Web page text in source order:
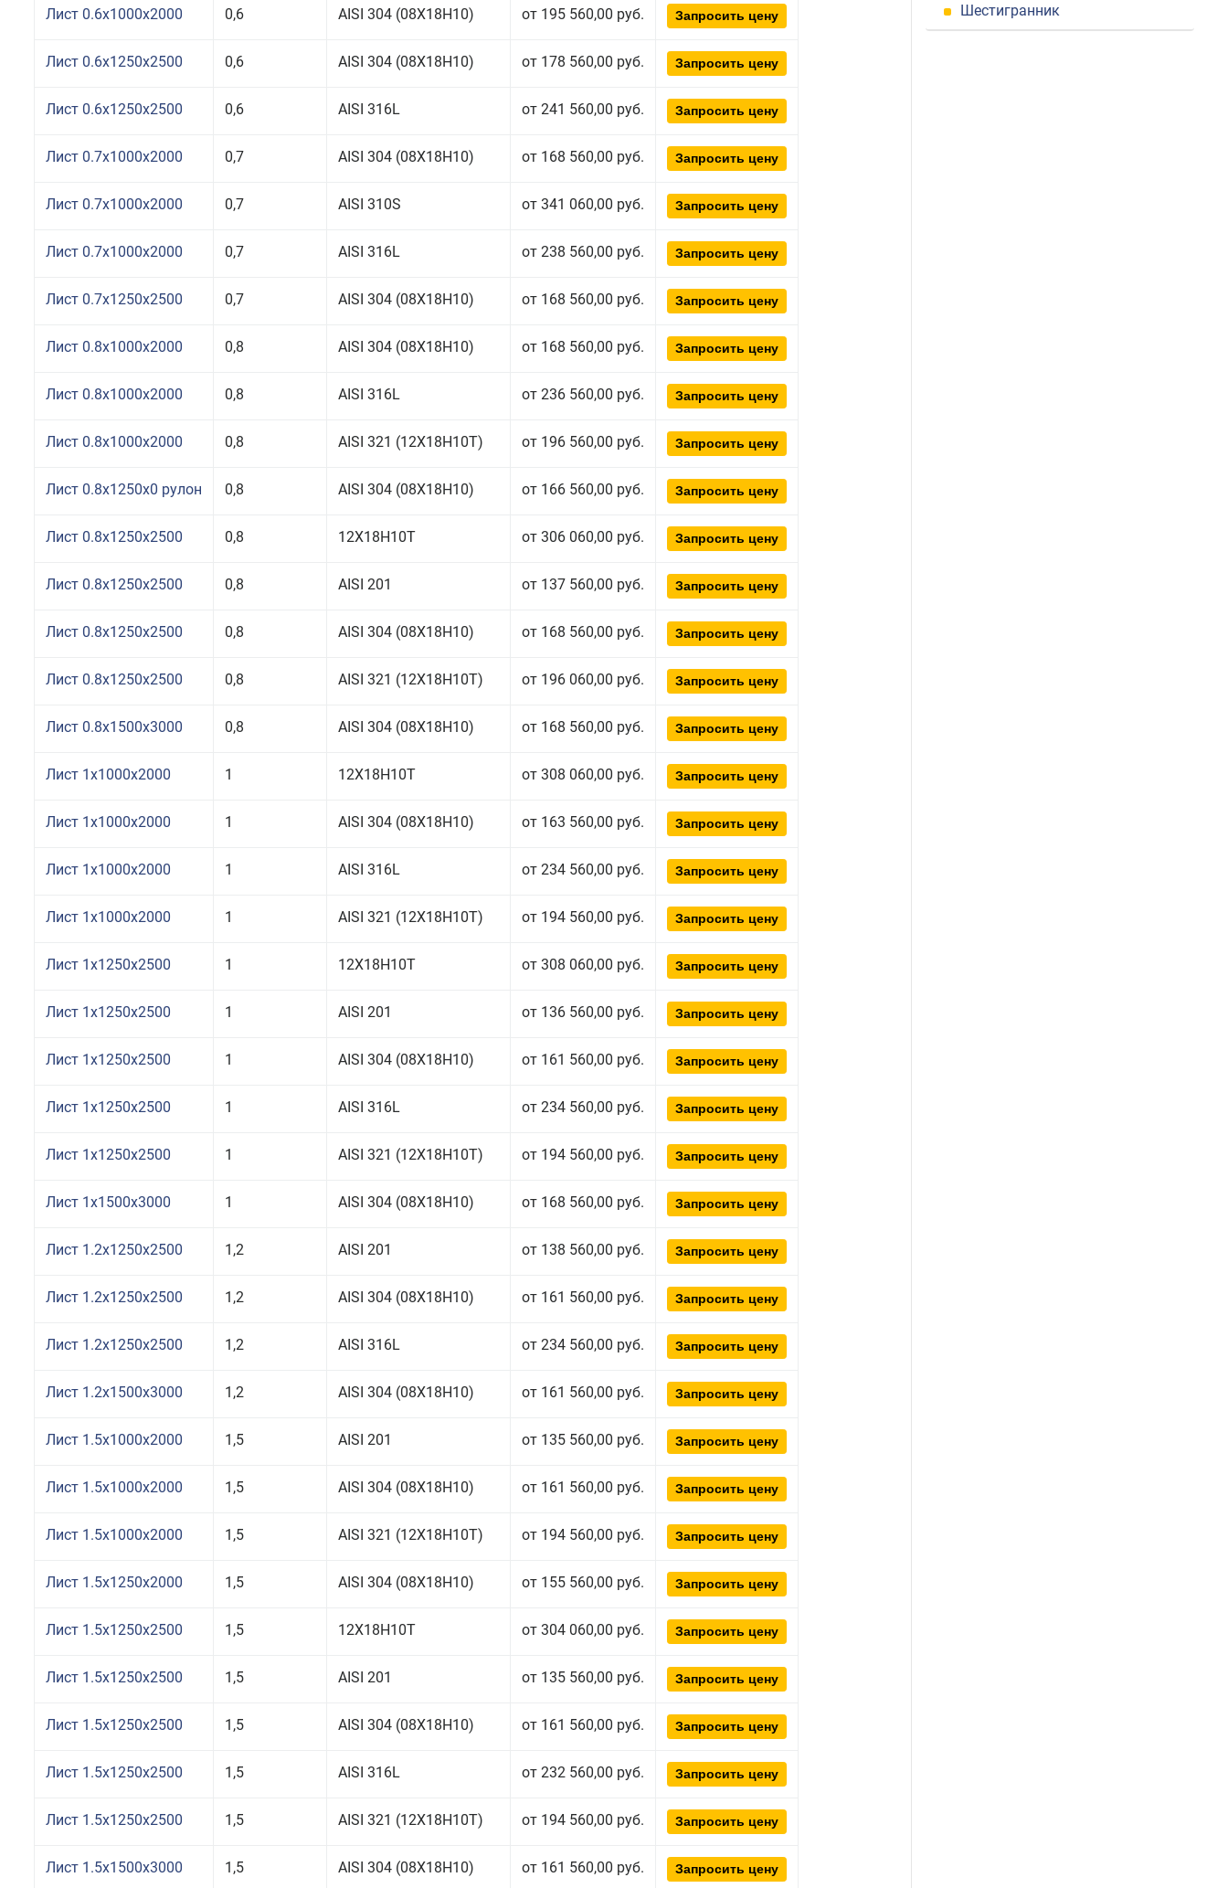
Лист 0.6x1000x2000 0,6 AISI 304 (08Х18Н10) от 195 560,00 руб. Запросить цену
Лист 0.6x1250x2500 0,6 AISI 304 (08Х18Н10) от 178 560,00 руб. Запросить цену
Лист 0.6x1250x2500 0,6 AISI 316L от 241 560,00 руб. Запросить цену
Лист 0.7x1000x2000 0,7 AISI 304 (08Х18Н10) от 168 560,00 руб. Запросить цену
Лист 0.7x1000x2000 0,7 AISI 310S от 341 060,00 руб. Запросить цену
Лист 0.7x1000x2000 0,7 AISI 316L от 238 560,00 руб. Запросить цену
Лист 0.7x1250x2500 0,7 AISI 304 (08Х18Н10) от 168 560,00 руб. Запросить цену
Лист 0.8x1000x2000 0,8 AISI 304 (08Х18Н10) от 168 560,00 руб. Запросить цену
Лист 0.8x1000x2000 0,8 AISI 316L от 236 560,00 руб. Запросить цену
Лист 0.8x1000x2000 0,8 AISI 321 (12Х18Н10Т) от 196 560,00 руб. Запросить цену
Лист 0.8x1250x0 рулон 0,8 AISI 304 (08Х18Н10) от 166 560,00 руб. Запросить цену
Лист 0.8x1250x2500 0,8 12Х18Н10Т от 306 060,00 руб. Запросить цену
Лист 0.8x1250x2500 0,8 AISI 201 от 137 560,00 руб. Запросить цену
Лист 0.8x1250x2500 0,8 AISI 304 (08Х18Н10) от 168 560,00 руб. Запросить цену
Лист 0.8x1250x2500 0,8 AISI 321 (12Х18Н10Т) от 196 060,00 руб. Запросить цену
Лист 0.8x1500x3000 0,8 AISI 304 (08Х18Н10) от 168 560,00 руб. Запросить цену
Лист 1x1000x2000 1 12Х18Н10Т от 308 060,00 руб. Запросить цену
Лист 1x1000x2000 1 AISI 304 (08Х18Н10) от 163 560,00 руб. Запросить цену
Лист 1x1000x2000 1 AISI 316L от 234 560,00 руб. Запросить цену
Лист 1x1000x2000 1 AISI 321 (12Х18Н10Т) от 194 560,00 руб. Запросить цену
Лист 1x1250x2500 1 12Х18Н10Т от 308 060,00 руб. Запросить цену
Лист 1x1250x2500 1 AISI 201 от 136 560,00 руб. Запросить цену
Лист 1x1250x2500 1 AISI 304 (08Х18Н10) от 161 560,00 руб. Запросить цену
Лист 1x1250x2500 1 AISI 316L от 234 560,00 руб. Запросить цену
Лист 1x1250x2500 1 AISI 321 (12Х18Н10Т) от 194 560,00 руб. Запросить цену
Лист 1x1500x3000 1 AISI 304 (08Х18Н10) от 168 560,00 руб. Запросить цену
Лист 1.2x1250x2500 1,2 AISI 201 от 138 560,00 руб. Запросить цену
Лист 1.2x1250x2500 1,2 AISI 304 (08Х18Н10) от 161 560,00 руб. Запросить цену
Лист 1.2x1250x2500 1,2 AISI 316L от 234 560,00 руб. Запросить цену
Лист 1.2x1500x3000 1,2 AISI 304 (08Х18Н10) от 161 560,00 руб. Запросить цену
Лист 1.5x1000x2000 1,5 AISI 201 от 135 560,00 руб. Запросить цену
Лист 1.5x1000x2000 1,5 AISI 304 (08Х18Н10) от 161 560,00 руб. Запросить цену
Лист 1.5x1000x2000 1,5 AISI 321 (12Х18Н10Т) от 194 560,00 руб. Запросить цену
Лист 1.5x1250x2000 1,5 AISI 304 (08Х18Н10) от 155 560,00 руб. Запросить цену
Лист 1.5x1250x2500 1,5 12Х18Н10Т от 304 060,00 руб. Запросить цену
Лист 1.5x1250x2500 1,5 AISI 201 от 135 560,00 руб. Запросить цену
Лист 1.5x1250x2500 1,5 AISI 304 (08Х18Н10) от 161 560,00 руб. Запросить цену
Лист 1.5x1250x2500 1,5 AISI 316L от 232 560,00 руб. Запросить цену
Лист 1.5x1250x2500 1,5 AISI 321 (12Х18Н10Т) от 194 560,00 руб. Запросить цену
Лист 1.5x1500x3000 1,5 AISI 304 (08Х18Н10) от 161 560,00 руб. Запросить цену
Шестигранник